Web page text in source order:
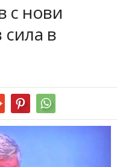
с нови
сила в